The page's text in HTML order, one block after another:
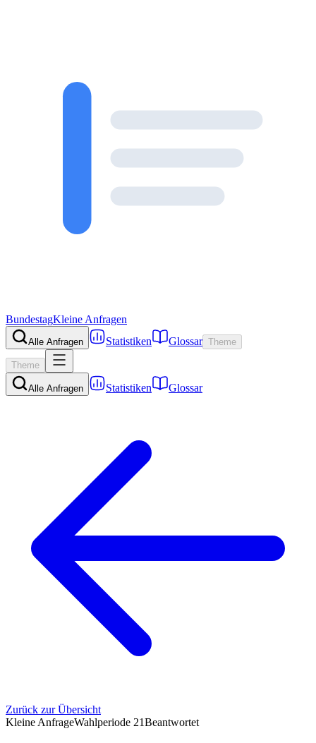
BundestagKleine Anfragen
Alle Anfragen Statistiken Glossar Theme
Theme
Alle Anfragen Statistiken Glossar
Zurück zur Übersicht
Kleine AnfrageWahlperiode 21Beantwortet